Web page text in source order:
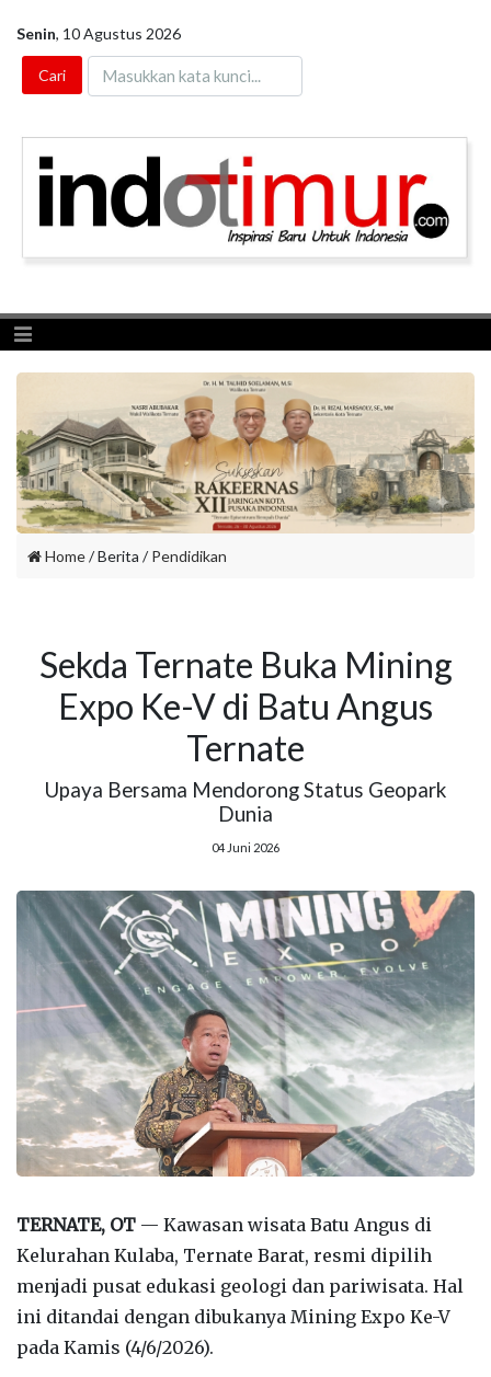
Senin, 10 Agustus 2026
Toggle navigation
Home/ Berita /Pendidikan
Sekda Ternate Buka Mining
Expo Ke-V di Batu Angus
Ternate
Upaya Bersama Mendorong Status Geopark
Dunia
04 Juni 2026
TERNATE, OT — Kawasan wisata Batu Angus di
Kelurahan Kulaba, Ternate Barat, resmi dipilih
menjadi pusat edukasi geologi dan pariwisata. Hal
ini ditandai dengan dibukanya Mining Expo Ke-V
pada Kamis (4/6/2026).